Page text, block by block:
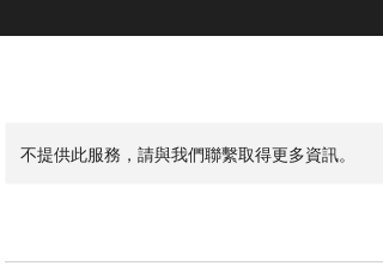
不提供此服務，請與我們聯繫取得更多資訊。